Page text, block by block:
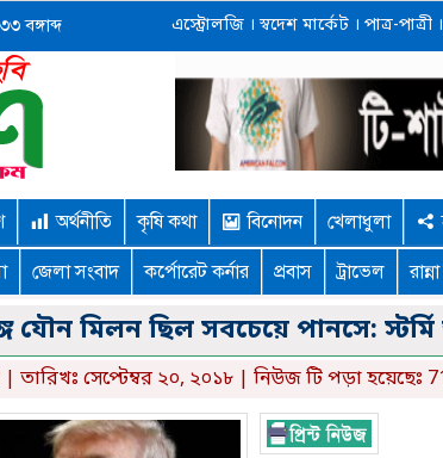
বঙ্গাব্দ এস্ট্রোলজি। স্বদেশ মার্কেট। পাত্র-পাত্রী।
অর্থনীতি কৃষি কথা বিনোদন খেলাধুলা
জেলা সংবাদ কর্পোরেট কর্নার প্রবাস ট্রাভেল
যৌন মিলন ছিল সবচেয়ে পানসে:
| তারিখঃ সেপ্টেম্বর ২০, ২০১৮ | নিউজ টি পড়া হয়েছেঃ